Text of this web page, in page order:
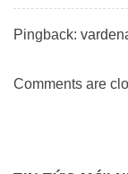
Pingback:
Comments are